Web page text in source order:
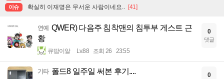
이슈 확실히 이재명은 무서운 사람이네요.. [41]
연예
QWER) 다음주 침착맨의 침투부 게스트 근
황
큐땁이알 Lv.88 조회 26 23:55
0
댓글
기타 폴드8 일주일 써본 후기.... 0